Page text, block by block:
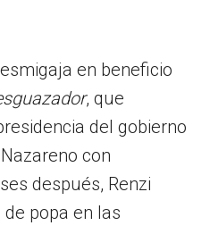
en beneficio
, que
del gobierno
con
después, Renzi
popa en las